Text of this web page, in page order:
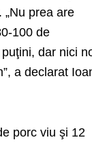
prea are
100 de
dar nici
a declarat
porc viu şi 12